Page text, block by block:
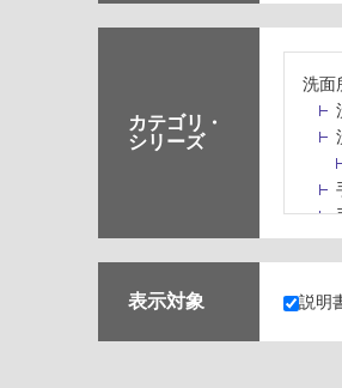
カテゴリ・
シリーズ
洗面
表示対象 説明